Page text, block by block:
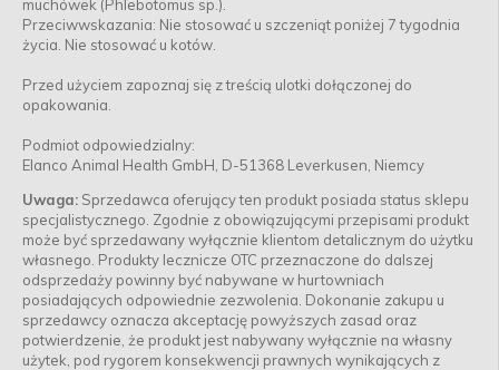
muchówek (Phlebotomus sp.).
Przeciwwskazania: Nie stosować u szczeniąt poniżej 7 tygodnia
życia. Nie stosować u kotów.
Przed użyciem zapoznaj się z treścią ulotki dołączonej do
opakowania.
Podmiot odpowiedzialny:
Elanco Animal Health GmbH, D-51368 Leverkusen, Niemcy
Uwaga: Sprzedawca oferujący ten produkt posiada status sklepu
specjalistycznego. Zgodnie z obowiązującymi przepisami produkt
może być sprzedawany wyłącznie klientom detalicznym do użytku
własnego. Produkty lecznicze OTC przeznaczone do dalszej
odsprzedaży powinny być nabywane w hurtowniach
posiadających odpowiednie zezwolenia. Dokonanie zakupu u
sprzedawcy oznacza akceptację powyższych zasad oraz
potwierdzenie, że produkt jest nabywany wyłącznie na własny
użytek, pod rygorem konsekwencji prawnych wynikających z